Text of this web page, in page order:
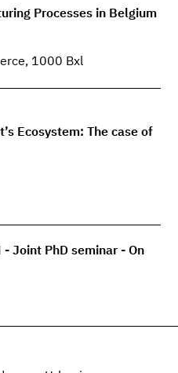
Processes in Belgium
1000 Bxl
Ecosystem: The case of
- Joint PhD seminar - On